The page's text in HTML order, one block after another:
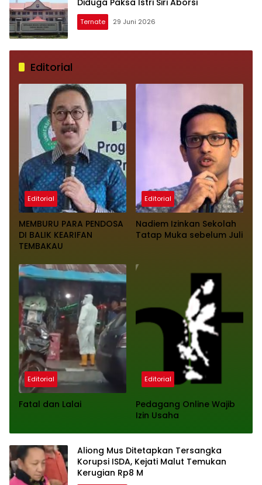
Ternate 29 Juni 2026
Editorial
Editorial
MEMBURU PARA PENDOSA
DI BALIK KEARIFAN
TEMBAKAU
Editorial
Nadiem Izinkan Sekolah
Tatap Muka sebelum Juli
Editorial
Fatal dan Lalai
Editorial
Pedagang Online Wajib
Izin Usaha
Aliong Mus Ditetapkan Tersangka
Korupsi ISDA, Kejati Malut Temukan
Kerugian Rp8 M